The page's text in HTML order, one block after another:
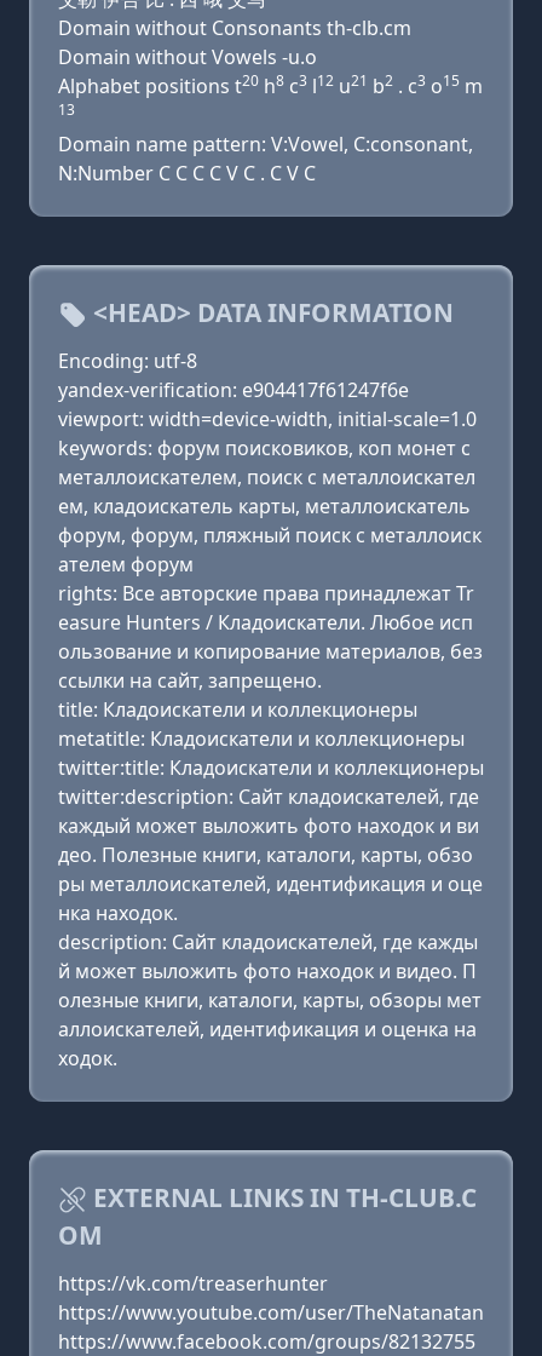
Domain without Consonants th-clb.cm
Domain without Vowels -u.o
Alphabet positions t20 h8 c3 l12 u21 b2 . c3 o15 m
13
Domain name pattern: V:Vowel, C:consonant,
N:Number C C C C V C . C V C
<HEAD> DATA INFORMATION
Encoding: utf-8
yandex-verification: e904417f61247f6e
viewport: width=device-width, initial-scale=1.0
keywords: форум поисковиков, коп монет с
металлоискателем, поиск с металлоискател
ем, кладоискатель карты, металлоискатель
форум, форум, пляжный поиск с металлоиск
ателем форум
rights: Все авторские права принадлежат Tr
easure Hunters / Кладоискатели. Любое исп
ользование и копирование материалов, без
ссылки на сайт, запрещено.
title: Кладоискатели и коллекционеры
metatitle: Кладоискатели и коллекционеры
twitter:title: Кладоискатели и коллекционеры
twitter:description: Сайт кладоискателей, где
каждый может выложить фото находок и ви
део. Полезные книги, каталоги, карты, обзо
ры металлоискателей, идентификация и оце
нка находок.
description: Сайт кладоискателей, где кажды
й может выложить фото находок и видео. П
олезные книги, каталоги, карты, обзоры мет
аллоискателей, идентификация и оценка на
ходок.
EXTERNAL LINKS IN TH-CLUB.C
OM
https://vk.com/treaserhunter
https://www.youtube.com/user/TheNatanatan
https://www.facebook.com/groups/82132755